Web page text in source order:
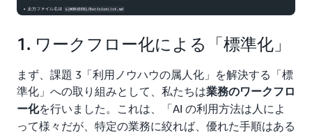
1. ワークフロー化による「標準化」
まず、課題 3「利用ノウハウの属人化」を解決する「標
準化」への取り組みとして、私たちは業務のワークフロ
ー化を行いました。これは、「AI の利用方法は人によ
って様々だが、特定の業務に絞れば、優れた手順はある